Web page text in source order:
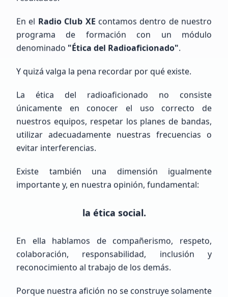
GabrielRosas
México, CDMX, Ciudad de México
LW6EGE
Veterano (+10 años)
Argentina, Buenos Aires, Bahía Blanca
En el Radio Club XE contamos dentro de nuestro
programa de formación con un módulo
denominado "Ética del Radioaficionado".
Y quizá valga la pena recordar por qué existe.
La ética del radioaficionado no consiste
únicamente en conocer el uso correcto de
nuestros equipos, respetar los planes de bandas,
utilizar adecuadamente nuestras frecuencias o
evitar interferencias.
Existe también una dimensión igualmente
importante y, en nuestra opinión, fundamental:
la ética social.
En ella hablamos de compañerismo, respeto,
colaboración, responsabilidad, inclusión y
reconocimiento al trabajo de los demás.
Porque nuestra afición no se construye solamente